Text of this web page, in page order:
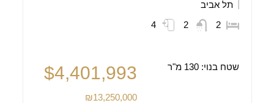
תל אביב
2
2
4
שטח בנוי:130 מ"ר $4,401,993
₪13,250,000